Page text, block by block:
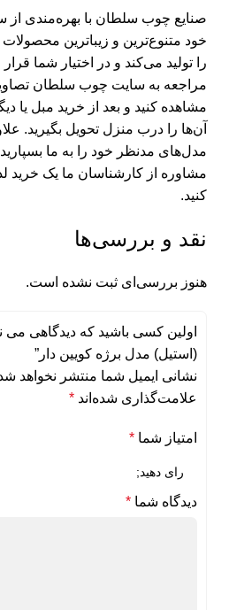
صنایع چوب سلطان با بهره‌مندی از
خود متنوع‌ترین و زیباترین
را تولید می‌کند و در اختیار شما
مراجعه به سایت چوب سلطان
مشاهده کنید و بعد از خرید مبل یا
آن‌ها را درب منزل تحویل بگیرید.
مدل‌های مدنظر خود را به ما بسپارید
مشاوره از کارشناسان ما یک خرید
کنید.
نقد و بررسی‌ها
هنوز بررسی‌ای ثبت نشده است.
اولین کسی باشید که دیدگاهی
(استیل) مدل برژه کویین دار”
نشانی ایمیل شما منتشر نخواهد
علامت‌گذاری شده‌اند *
امتیاز شما *
دیدگاه شما *